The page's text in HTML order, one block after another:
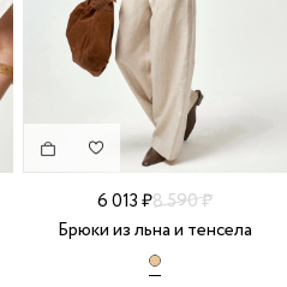
6 013 ₽8 590 ₽
Брюки из льна и тенсела